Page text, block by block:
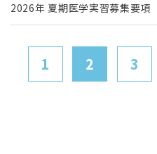
2026年 夏期医学実習募集要項
1 2 3